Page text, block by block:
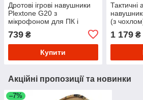
Дротові ігрові навушники
Plextone G20 з
мікрофоном для ПК і
739 ₴
Купити
Тактичні
(з
1 179₴
Акційні пропозиції та новинки
–7%